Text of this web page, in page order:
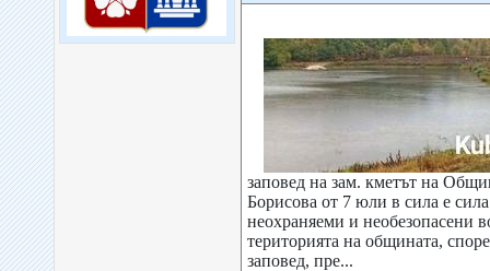
заповед на зам. кметът на
Борисова от 7 юли в сила е
неохраняеми и необезопасени
територията на общината,
заповед, пре...